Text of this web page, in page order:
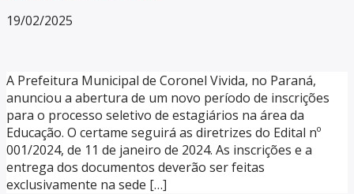
19/02/2025
A Prefeitura Municipal de Coronel Vivida, no Paraná,
anunciou a abertura de um novo período de inscrições
para o processo seletivo de estagiários na área da
Educação. O certame seguirá as diretrizes do Edital nº
001/2024, de 11 de janeiro de 2024. As inscrições e a
entrega dos documentos deverão ser feitas
exclusivamente na sede […]